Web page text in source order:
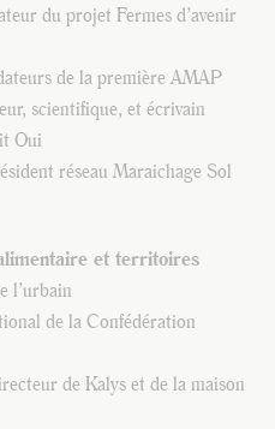
du projet Fermes d’avenir
de la première AMAP
scientifique, et écrivain
Oui
réseau Maraichage Sol
et territoires
l’urbain
de la Confédération
de Kalys et de la maison